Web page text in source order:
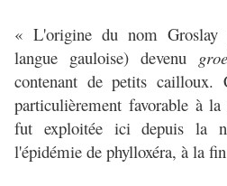
« L'origine du nom Groslay
langue gauloise) devenu
contenant de petits cailloux.
particulièrement favorable à
fut exploitée ici depuis la
l'épidémie de phylloxéra, à la